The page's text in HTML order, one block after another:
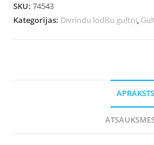
SKU:74543
Kategorijas: Divrindu lodīšu gultņi,
APRAKSTS